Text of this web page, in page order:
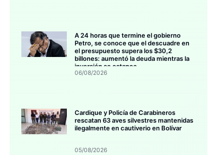
A 24 horas que termine el gobierno
Petro, se conoce que el descuadre en
el presupuesto supera los $30,2
billones: aumentó la deuda mientras la
inversión se estanca
06/08/2026
Cardique y Policía de Carabineros
rescatan 63 aves silvestres mantenidas
ilegalmente en cautiverio en Bolívar
05/08/2026